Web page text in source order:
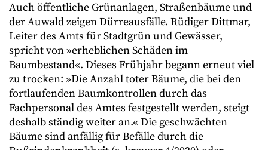
Auch öffentliche Grünanlagen, Straßenbäume und
der Auwald zeigen Dürreausfälle. Rüdiger Dittmar,
Leiter des Amts für Stadtgrün und Gewässer,
spricht von »erheblichen Schäden im
Baumbestand«. Dieses Frühjahr begann erneut viel
zu trocken: »Die Anzahl toter Bäume, die bei den
fortlaufenden Baumkontrollen durch das
Fachpersonal des Amtes festgestellt werden, steigt
deshalb ständig weiter an.« Die geschwächten
Bäume sind anfällig für Befälle durch die